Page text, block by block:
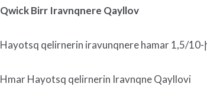
Qwick Birr Iravnqnere Qayllov
Hayotsq qelirnerin iravunqnere hamar 1,5/10-
Hmar Hayotsq qelirnerin Iravnqne Qayllovi